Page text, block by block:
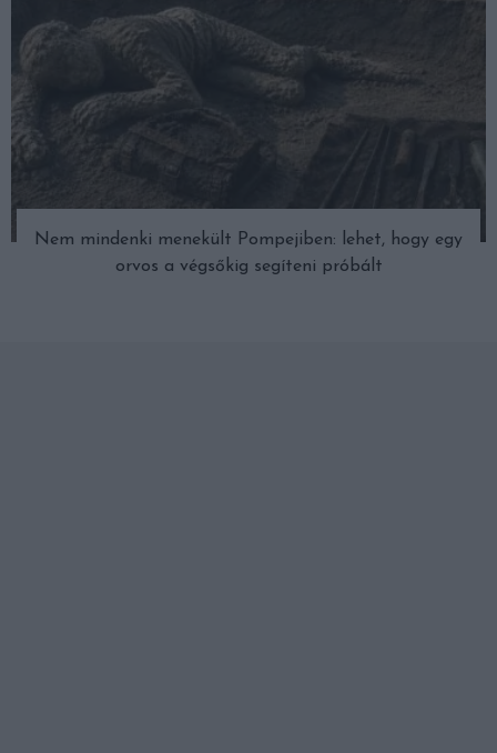
Nem mindenki menekült Pompejiben: lehet, hogy egy
orvos a végsőkig segíteni próbált